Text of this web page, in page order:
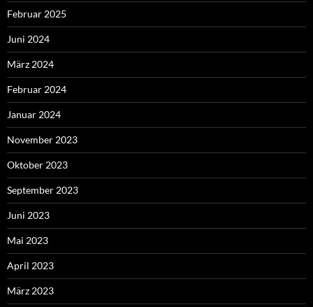
Februar 2025
Juni 2024
März 2024
Februar 2024
Januar 2024
November 2023
Oktober 2023
September 2023
Juni 2023
Mai 2023
April 2023
März 2023